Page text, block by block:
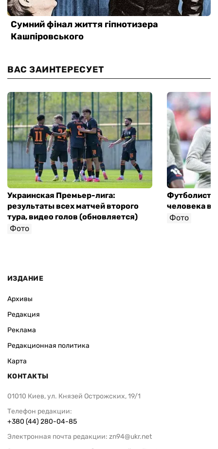
ВАС ЗАИНТЕРЕСУЕТ
Украинская Премьер-лига:
результаты всех матчей второго
тура, видео голов (обновляется)
Фото
Футболист
человека в
Фото
ИЗДАНИЕ
Архивы
Редакция
Реклама
Редакционная политика
Карта
КОНТАКТЫ
01010 Киев, ул. Князей Острожских, 19/1
Телефон редакции:
+380 (44) 280-04-85
Электронная почта редакции: zn94@ukr.net